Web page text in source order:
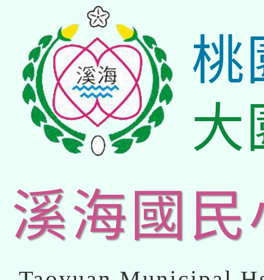
桃
大
溪海國民